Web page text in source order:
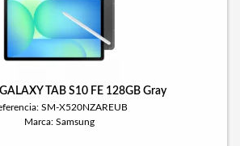
TAB S10 FE 128GB Gray
SM-X520NZAREUB
Marca: Samsung